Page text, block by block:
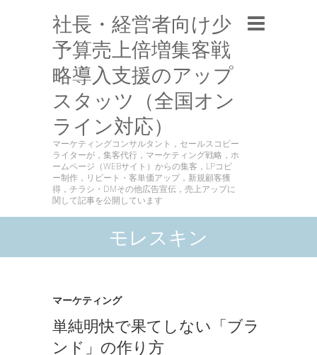
社長・経営者向け少
予算売上倍増集客戦
略導入支援のアップ
スタッツ（全国オン
ライン対応）
マーケティングコンサルタント，セールスコピー
ライターが，集客代行，マーケティング戦略，ホ
ームページ（WEBサイト）からの集客，LPコピ
ー制作，リピート・客単価アップ，新規顧客獲
得，チラシ・DMその他広告宣伝，売上アップに
関して記事を公開しています
モレスキン
マーケティング
単純明快で果てしない「ブラ
ンド」の作り方